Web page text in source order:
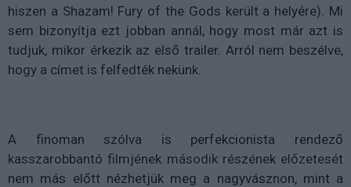
hiszen a Shazam! Fury of the Gods került a helyére). Mi
sem bizonyítja ezt jobban annál, hogy most már azt is
tudjuk, mikor érkezik az első trailer. Arról nem beszélve,
hogy a címet is felfedték nekünk.
A finoman szólva is perfekcionista rendező
kasszarobbantó filmjének második részének előzetesét
nem más előtt nézhetjük meg a nagyvásznon, mint a